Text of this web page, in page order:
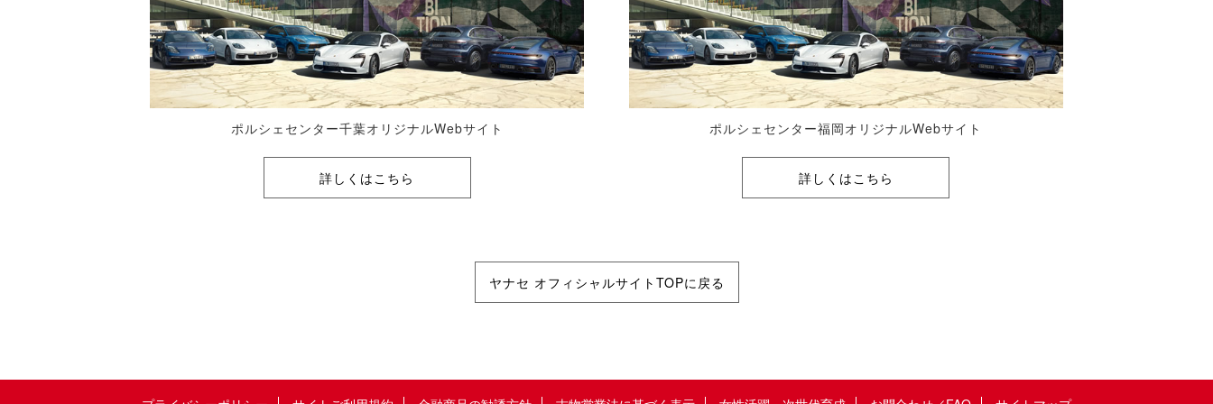
ポルシェセンター千葉オリジナルWebサイト
詳しくはこちら
ポルシェセンター福岡オリジナルWebサイト
詳しくはこちら
ヤナセ オフィシャルサイトTOPに戻る